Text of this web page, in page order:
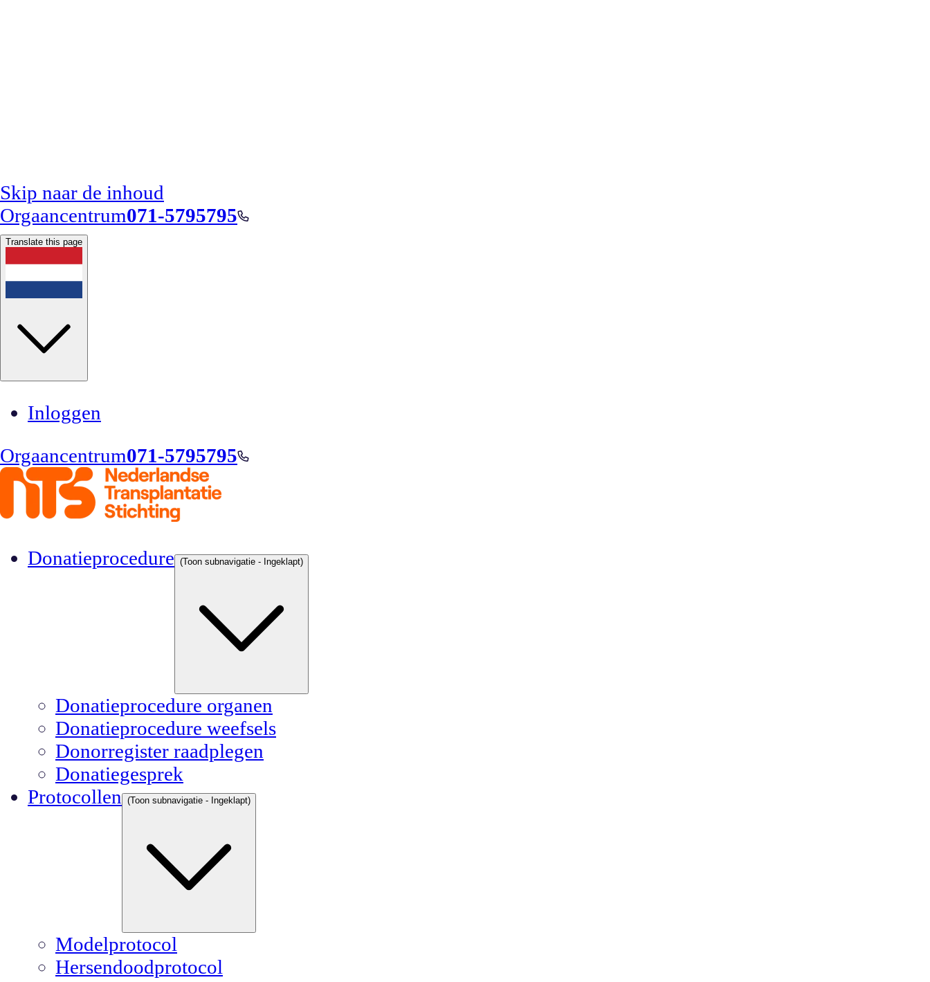
Skip naar de inhoud
Orgaancentrum071-5795795
Translate this page
Inloggen
Orgaancentrum071-5795795
Donatieprocedure (Toon subnavigatie - Ingeklapt)
Donatieprocedure organen
Donatieprocedure weefsels
Donorregister raadplegen
Donatiegesprek
Protocollen
(Toon subnavigatie - Ingeklapt)
Modelprotocol
Hersendoodprotocol